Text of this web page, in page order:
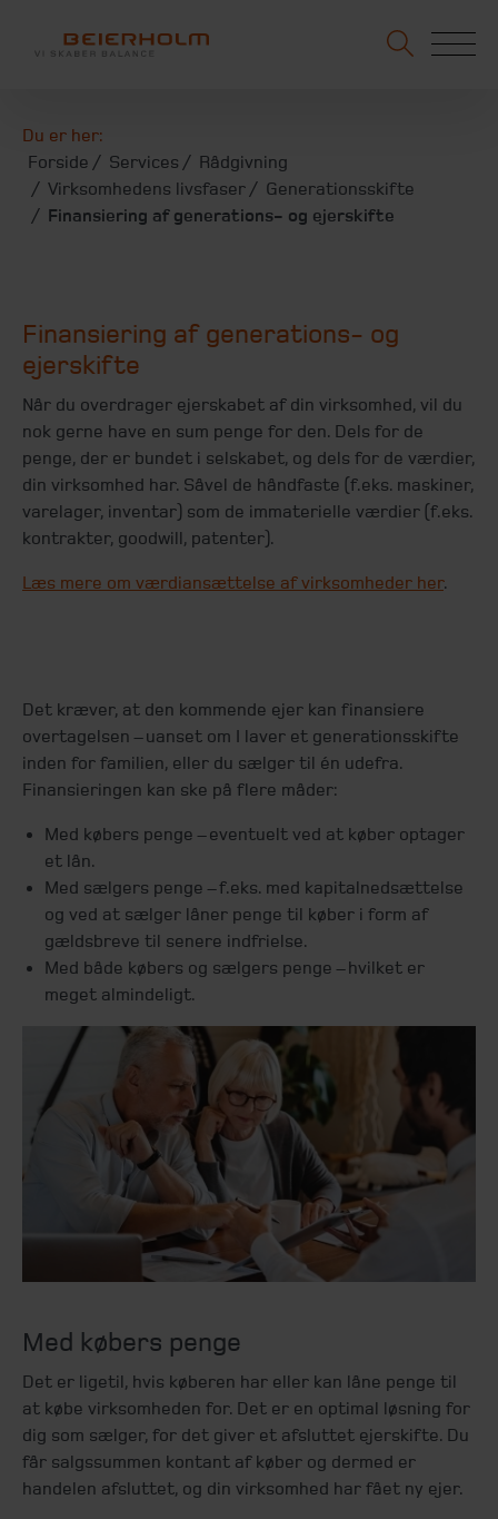
Du er her:
Forside
Services
Rådgivning
Virksomhedens livsfaser
Generationsskifte
Finansiering af generations- og ejerskifte
Finansiering af generations- og
ejerskifte
Når du overdrager ejerskabet af din virksomhed, vil du
nok gerne have en sum penge for den. Dels for de
penge, der er bundet i selskabet, og dels for de værdier,
din virksomhed har. Såvel de håndfaste (f.eks. maskiner,
varelager, inventar) som de immaterielle værdier (f.eks.
kontrakter, goodwill, patenter).
Læs mere om værdiansættelse af virksomheder her.
Det kræver, at den kommende ejer kan finansiere
overtagelsen – uanset om I laver et generationsskifte
inden for familien, eller du sælger til én udefra.
Finansieringen kan ske på flere måder:
Med købers penge – eventuelt ved at køber optager
et lån.
Med sælgers penge – f.eks. med kapitalnedsættelse
og ved at sælger låner penge til køber i form af
gældsbreve til senere indfrielse.
Med både købers og sælgers penge – hvilket er
meget almindeligt.
Med købers penge
Det er ligetil, hvis køberen har eller kan låne penge til
at købe virksomheden for. Det er en optimal løsning for
dig som sælger, for det giver et afsluttet ejerskifte. Du
får salgssummen kontant af køber og dermed er
handelen afsluttet, og din virksomhed har fået ny ejer.